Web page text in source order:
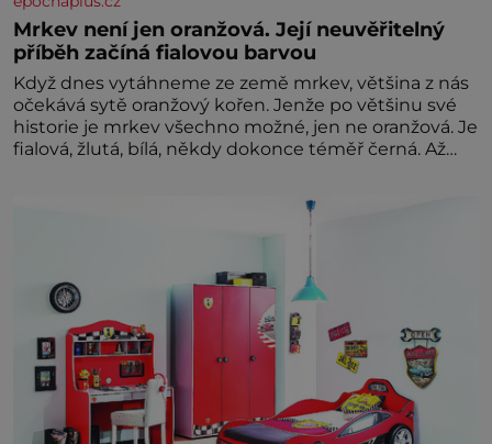
Mrkev není jen oranžová. Její neuvěřitelný
příběh začíná fialovou barvou
Když dnes vytáhneme ze země mrkev, většina z nás
očekává sytě oranžový kořen. Jenže po většinu své
historie je mrkev všechno možné, jen ne oranžová. Je
fialová, žlutá, bílá, někdy dokonce téměř černá. Až
nedokážeme představit. Její příběh je